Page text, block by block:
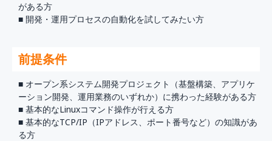
がある方
■ 開発・運用プロセスの自動化を試してみたい方
前提条件
■ オープン系システム開発プロジェクト（基盤構築、アプリケ
ーション開発、運用業務のいずれか）に携わった経験がある方
■ 基本的なLinuxコマンド操作が行える方
■ 基本的なTCP/IP（IPアドレス、ポート番号など）の知識があ
る方